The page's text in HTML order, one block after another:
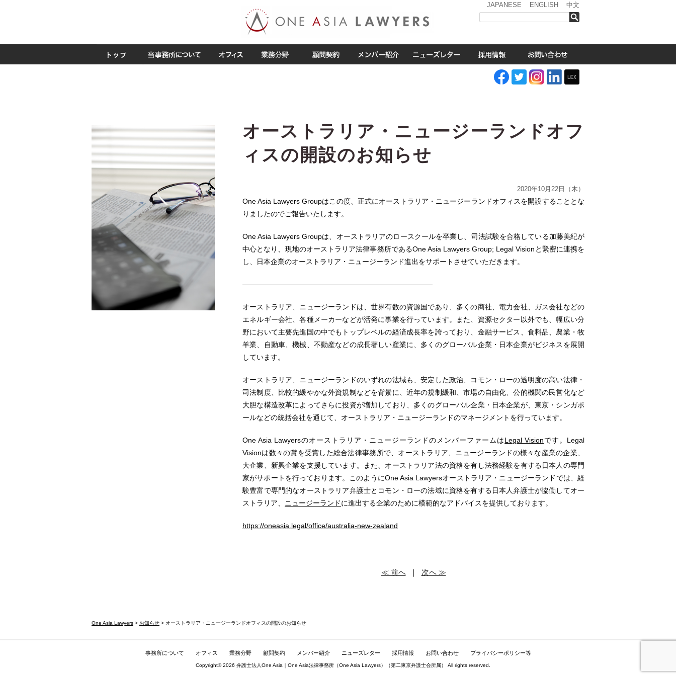
JAPANESE ENGLISH 中文
One Asia Lawyers > お知らせ > オーストラリア・ニュージーランドオフィスの開設のお知らせ
オーストラリア・ニュージーランドオフ
ィスの開設のお知らせ
2020年10月22日（木）
One Asia Lawyers Groupはこの度、正式にオーストラリア・ニュージーランドオフィスを開設することとな
りましたのでご報告いたします。
One Asia Lawyers Groupは、オーストラリアのロースクールを卒業し、司法試験を合格している加藤美紀が
中心となり、現地のオーストラリア法律事務所であるOne Asia Lawyers Group; Legal Visionと緊密に連携を
し、日本企業のオーストラリア・ニュージーランド進出をサポートさせていただきます。
―――――――――――――――――――――――――――
オーストラリア、ニュージーランドは、世界有数の資源国であり、多くの商社、電力会社、ガス会社などの
エネルギー会社、各種メーカーなどが活発に事業を行っています。また、資源セクター以外でも、幅広い分
野において主要先進国の中でもトップレベルの経済成長率を誇っており、金融サービス、食料品、農業・牧
羊業、自動車、機械、不動産などの成長著しい産業に、多くのグローバル企業・日本企業がビジネスを展開
しています。
オーストラリア、ニュージーランドのいずれの法域も、安定した政治、コモン・ローの透明度の高い法律・
司法制度、比較的緩やかな外資規制などを背景に、近年の規制緩和、市場の自由化、公的機関の民営化など
大胆な構造改革によってさらに投資が増加しており、多くのグローバル企業・日本企業が、東京・シンガポ
ールなどの統括会社を通じて、オーストラリア・ニュージーランドのマネージメントを行っています。
One Asia Lawyersのオーストラリア・ニュージーランドのメンバーファームはLegal Visionです。Legal
Visionは数々の賞を受賞した総合法律事務所で、オーストラリア、ニュージーランドの様々な産業の企業、
大企業、新興企業を支援しています。また、オーストラリア法の資格を有し法務経験を有する日本人の専門
家がサポートを行っております。このようにOne Asia Lawyersオーストラリア・ニュージーランドでは、経
験豊富で専門的なオーストラリア弁護士とコモン・ローの法域に資格を有する日本人弁護士が協働してオー
ストラリア、 ニュージーランドに進出する企業のために模範的なアドバイスを提供しております。
https://oneasia.legal/office/australia-new-zealand
≪ 前へ｜ 次へ ≫
事務所について オフィス 業務分野 顧問契約 メンバー紹介 ニューズレター 採用情報 お問い合わせ プライバシーポリシー等
Copyright© 2026 弁護士法人One Asia｜One Asia法律事務所（One Asia Lawyers）（第二東京弁護士会所属） All rights reserved.